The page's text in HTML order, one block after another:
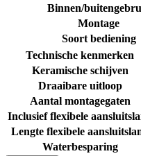
Binnen/
Montage
Soort bediening
Technische kenmerken
Keramische schijven
Draaibare uitloop
Aantal montagegaten
Inclusief flexibele
Lengte flexibele
Waterbesparing